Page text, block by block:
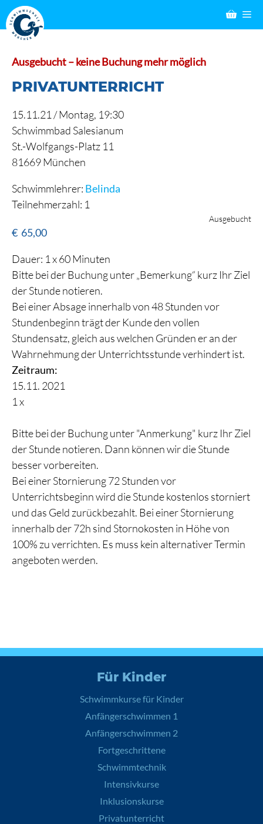
Zum
Inhalt
springen
Ausgebucht – keine Buchung mehr möglich
PRIVATUNTERRICHT
15.11.21 /Montag, 19:30
Schwimmbad Salesianum
St.-Wolfgangs-Platz 11
81669 München
Schwimmlehrer: Belinda
Teilnehmerzahl: 1
Ausgebucht
€ 65,00
Dauer: 1 x 60 Minuten
Bitte bei der Buchung unter „Bemerkung“ kurz Ihr Ziel
der Stunde notieren.
Bei einer Absage innerhalb von 48 Stunden vor
Stundenbeginn trägt der Kunde den vollen
Stundensatz, gleich aus welchen Gründen er an der
Wahrnehmung der Unterrichtsstunde verhindert ist.
Zeitraum:
15.11. 2021
1 x
Bitte bei der Buchung unter "Anmerkung" kurz Ihr Ziel
der Stunde notieren. Dann können wir die Stunde
besser vorbereiten.
Bei einer Stornierung 72 Stunden vor
Unterrichtsbeginn wird die Stunde kostenlos storniert
und das Geld zurückbezahlt. Bei einer Stornierung
innerhalb der 72h sind Stornokosten in Höhe von
100% zu verrichten. Es muss kein alternativer Termin
angeboten werden.
Für Kinder
Schwimmkurse für Kinder
Anfängerschwimmen 1
Anfängerschwimmen 2
Fortgeschrittene
Schwimmtechnik
Intensivkurse
Inklusionskurse
Privatunterricht